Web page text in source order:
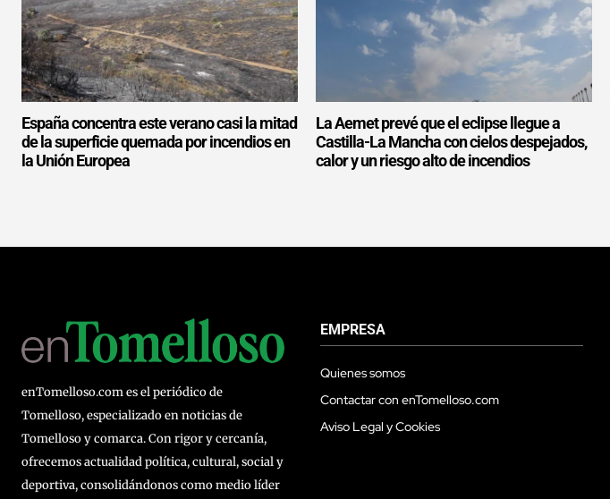
España concentra este verano casi la mitad
de la superficie quemada por incendios en
la Unión Europea
La Aemet prevé que el eclipse llegue a
Castilla-La Mancha con cielos despejados,
calor y un riesgo alto de incendios
enTomelloso.com es el periódico de
Tomelloso, especializado en noticias de
Tomelloso y comarca. Con rigor y cercanía,
ofrecemos actualidad política, cultural, social y
deportiva, consolidándonos como medio líder
EMPRESA
Quienes somos
Contactar con enTomelloso.com
Aviso Legal y Cookies